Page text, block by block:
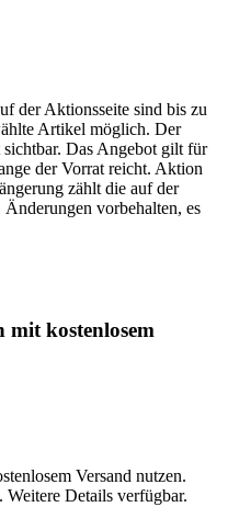
der Aktionsseite sind bis zu
Artikel möglich. Der
Das Angebot gilt für
der Vorrat reicht. Aktion
zählt die auf der
vorbehalten, es
kostenlosem
Versand nutzen.
Details verfügbar.